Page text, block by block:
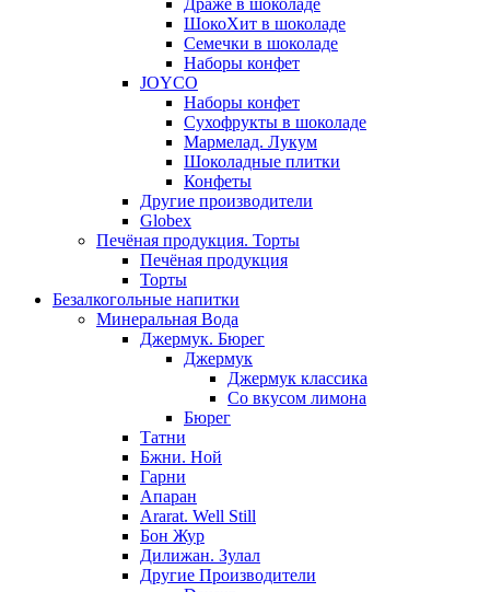
Драже в шоколаде
ШокоХит в шоколаде
Семечки в шоколаде
Наборы конфет
JOYCO
Наборы конфет
Сухофрукты в шоколаде
Мармелад. Лукум
Шоколадные плитки
Конфеты
Другие производители
Globex
Печёная продукция. Торты
Печёная продукция
Торты
Безалкогольные напитки
Минеральная Вода
Джермук. Бюрег
Джермук
Джермук классика
Со вкусом лимона
Бюрег
Татни
Бжни. Ной
Гарни
Апаран
Ararat. Well Still
Бон Жур
Дилижан. Зулал
Другие Производители